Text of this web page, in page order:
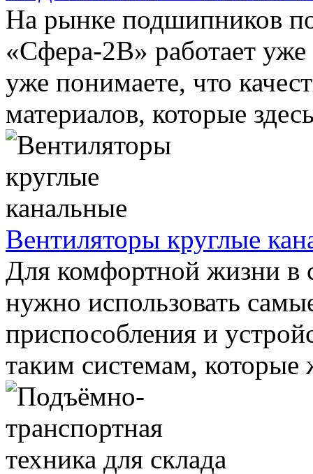
На рынке подшипников
«Сфера-2В» работает
уже понимаете, что
материалов, которые
Вентиляторы круглые
Для комфортной жизни в
нужно использовать
приспособления и
таким системам,